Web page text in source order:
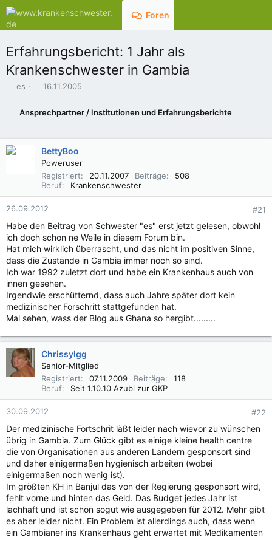
Foren
Erfahrungsbericht: 1 Jahr als
Krankenschwester in Gambia
E
l
es
E
t
l
l
t
a
m
16.11.2005
Ansprechpartner / Institutionen und Erfahrungsberichte
BettyBoo
Poweruser
Registriert
20.11.2007 Beiträge
508
Beruf
Krankenschwester
26.09.2012 #21
Habe den Beitrag von Schwester "es" erst jetzt gelesen, obwohl
ich doch schon ne Weile in diesem Forum bin.
Hat mich wirklich überrascht, und das nicht im positiven Sinne,
dass die Zustände in Gambia immer noch so sind.
Ich war 1992 zuletzt dort und habe ein Krankenhaus auch von
innen gesehen.
Irgendwie erschütternd, dass auch Jahre später dort kein
medizinischer Forschritt stattgefunden hat.
Mal sehen, wass der Blog aus Ghana so hergibt.........
Chrissylgg
Senior-Mitglied
Registriert
07.11.2009 Beiträge
118
Beruf
Seit 1.10.10 Azubi zur GKP
30.09.2012 #22
Der medizinische Fortschrit läßt leider nach wievor zu wünschen
übrig in Gambia. Zum Glück gibt es einige kleine health centre
die von Organisationen aus anderen Ländern gesponsort sind
und daher einigermaßen hygienisch arbeiten (wobei
einigermaßen noch wenig ist).
Im größten KH in Banjul das von der Regierung gesponsort wird,
fehlt vorne und hinten das Geld. Das Budget jedes Jahr ist
lachhaft und ist schon sogut wie ausgegeben für 2012. Mehr gibt
es aber leider nicht. Ein Problem ist allerdings auch, dass wenn
ein Gambianer ins Krankenhaus geht erwartet mit Medikamenten